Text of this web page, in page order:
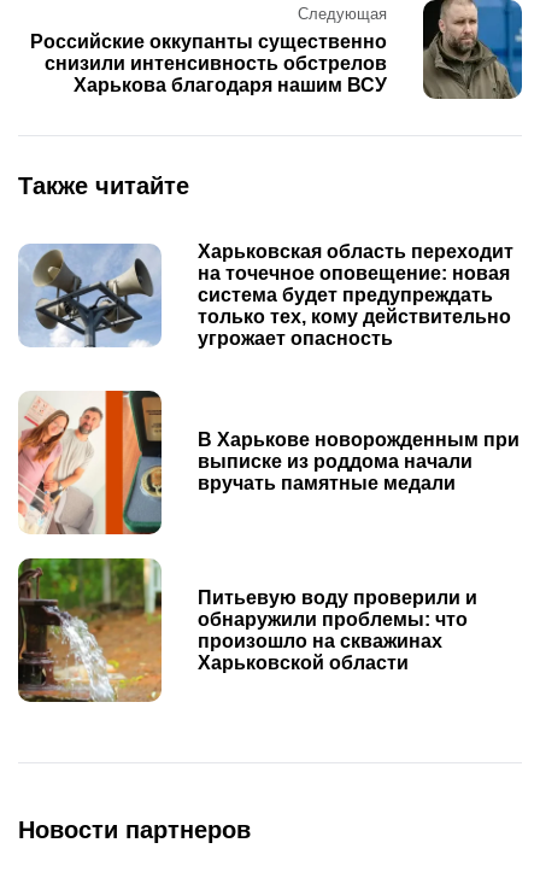
Следующая
Российские оккупанты существенно
снизили интенсивность обстрелов
Харькова благодаря нашим ВСУ
Также читайте
Харьковская область переходит
на точечное оповещение: новая
система будет предупреждать
только тех, кому действительно
угрожает опасность
В Харькове новорожденным при
выписке из роддома начали
вручать памятные медали
Питьевую воду проверили и
обнаружили проблемы: что
произошло на скважинах
Харьковской области
Новости партнеров